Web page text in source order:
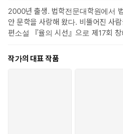
발밑은 절벽이다. 나는 지금 존재의
힘겹게 분투하여 마침내 도달해 낸
한편 권이철과 아이들에게 괴롭힘당
2000년 출생. 법학전문대학원에서
안 문학을 사랑해 왔다. 비뚤어진 사
편소설 『율의 시선』으로 제17회
작가의 대표 작품